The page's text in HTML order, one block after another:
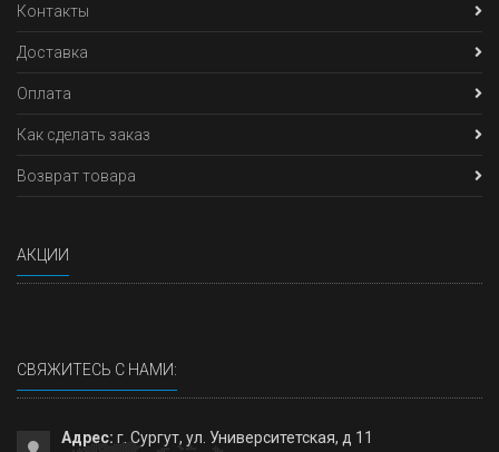
Контакты
Доставка
Оплата
Как сделать заказ
Возврат товара
АКЦИИ
СВЯЖИТЕСЬ С НАМИ:
Адрес: г. Сургут, ул. Университетская, д 11